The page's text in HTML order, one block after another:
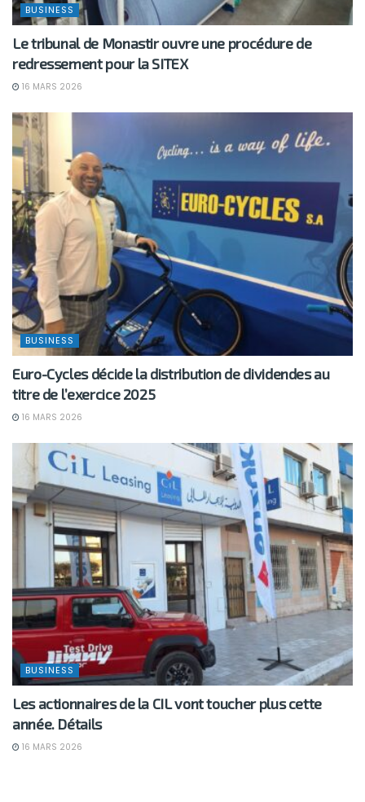
BUSINESS
Le tribunal de Monastir ouvre une procédure de
redressement pour la SITEX
16 MARS 2026
BUSINESS
Euro-Cycles décide la distribution de dividendes au
titre de l’exercice 2025
16 MARS 2026
BUSINESS
Les actionnaires de la CIL vont toucher plus cette
année. Détails
16 MARS 2026